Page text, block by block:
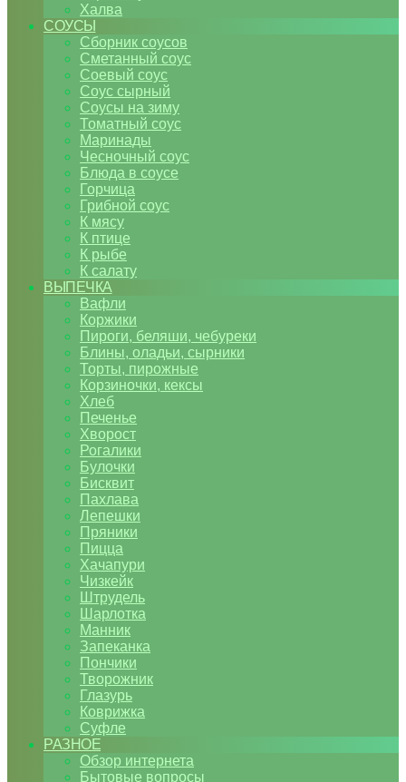
Халва
СОУСЫ
Сборник соусов
Сметанный соус
Соевый соус
Соус сырный
Соусы на зиму
Томатный соус
Маринады
Чесночный соус
Блюда в соусе
Горчица
Грибной соус
К мясу
К птице
К рыбе
К салату
ВЫПЕЧКА
Вафли
Коржики
Пироги, беляши, чебуреки
Блины, оладьи, сырники
Торты, пирожные
Корзиночки, кексы
Хлеб
Печенье
Хворост
Рогалики
Булочки
Бисквит
Пахлава
Лепешки
Пряники
Пицца
Хачапури
Чизкейк
Штрудель
Шарлотка
Манник
Запеканка
Пончики
Творожник
Глазурь
Коврижка
Суфле
РАЗНОЕ
Обзор интернета
Бытовые вопросы